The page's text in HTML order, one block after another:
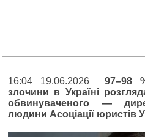
16:04 19.06.2026 97–98
злочини в Україні
обвинуваченого —
людини Асоціації юристів